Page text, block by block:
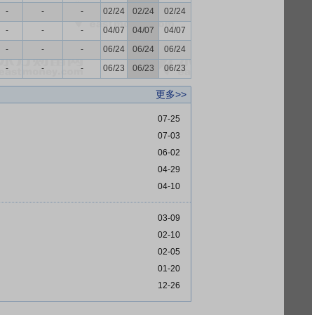
- - - 02/24 02/24
02/24
- - - 04/07 04/07
04/07
- - - 06/24 06/24
06/24
- - - 06/23 06/23 06/23
更多>>
07-25
07-03
06-02
04-29
04-10
03-09
02-10
02-05
01-20
12-26